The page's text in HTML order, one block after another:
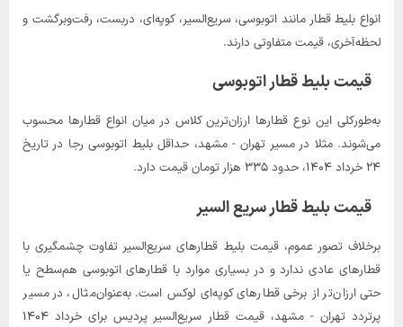
انواع بلیط‌ قطار مانند اتوبوسی، سریع‌السیر، کوپه‌ای، دربست، رفت‌وبرگشت و
لحظه‌آخری، قیمت متفاوتی دارند.
قیمت بلیط قطار اتوبوسی
به‌طورکلی این نوع قطارها ارزان‌ترین کلاس در میان انواع قطارها محسوب
می‌شوند. مثلا در مسیر تهران - مشهد، حداقل بلیط اتوبوسی رجا در تاریخ
۲۴ خرداد ۱۴۰۴، حدود ۳۳۵ هزار تومان قیمت دارد.
قیمت بلیط قطار سریع السیر
برخلاف تصور عموم، قیمت بلیط قطارهای سریع‌السیر تفاوت چشمگیری با
قطارهای عادی ندارد و در بسیاری موارد با قطارهای اتوبوسی هم‌سطح یا
حتی ارزان‌تر از برخی قطارهای کوپه‌ای لوکس است. به‌عنوان‌مثال، در مسیر
پرتردد تهران - مشهد، قیمت قطار سریع‌السیر پردیس برای خرداد ۱۴۰۴